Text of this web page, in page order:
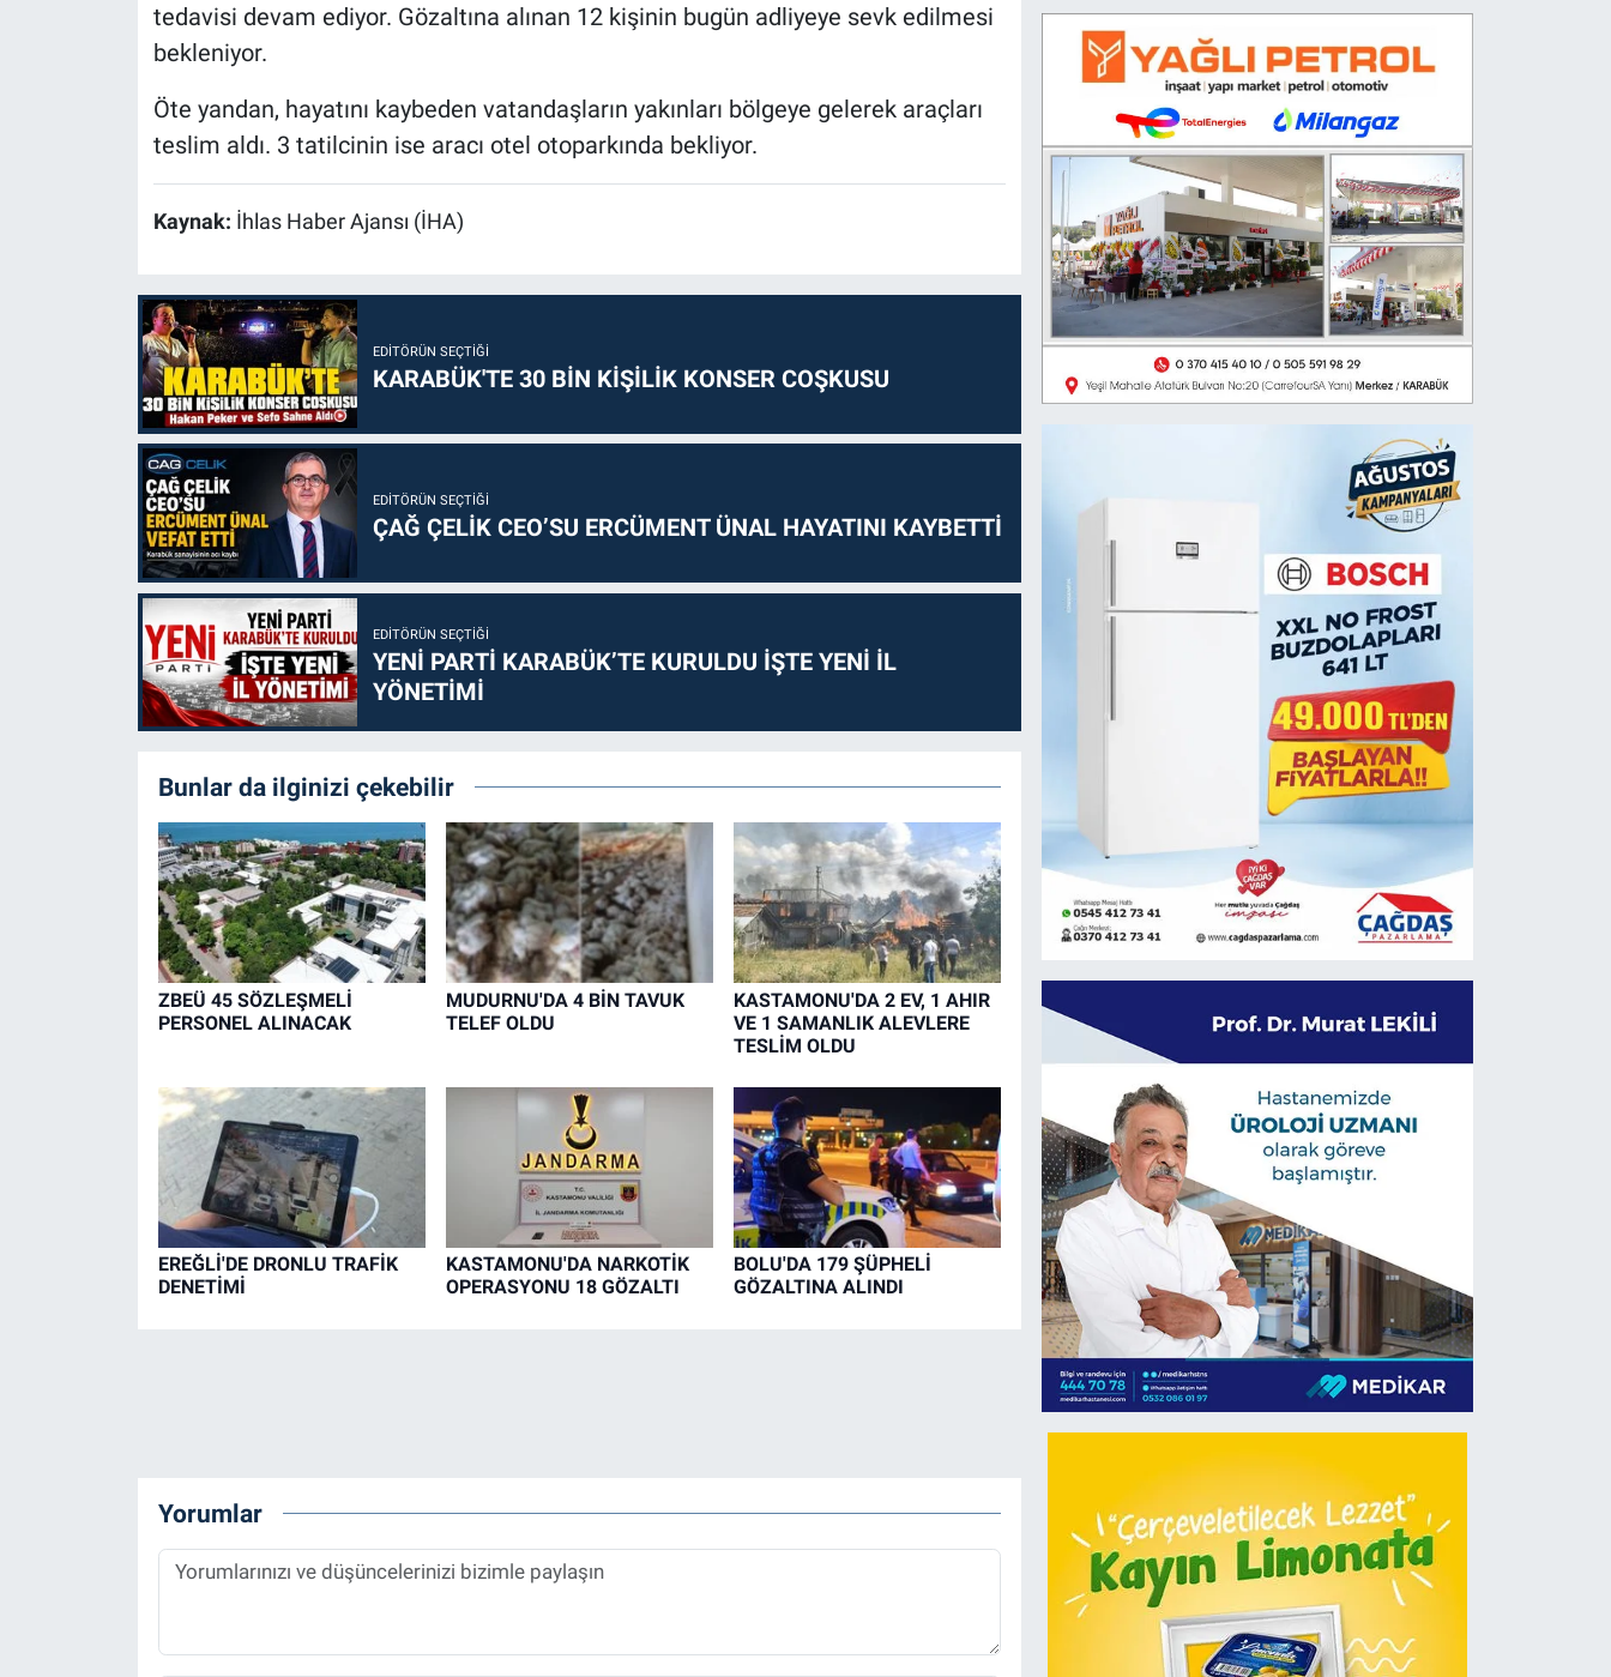
tedavisi devam ediyor. Gözaltına alınan 12 kişinin bugün adliyeye sevk edilmesi
bekleniyor.
Öte yandan, hayatını kaybeden vatandaşların yakınları bölgeye gelerek araçları
teslim aldı. 3 tatilcinin ise aracı otel otoparkında bekliyor.
Kaynak: İhlas Haber Ajansı (İHA)
EDITÖRÜN SEÇTIĞI
KARABÜK'TE 30 BİN KİŞİLİK KONSER COŞKUSU
EDITÖRÜN SEÇTIĞI
ÇAĞ ÇELİK CEO’SU ERCÜMENT ÜNAL HAYATINI KAYBETTİ
EDITÖRÜN SEÇTIĞI
YENİ PARTİ KARABÜK’TE KURULDU İŞTE YENİ İL
YÖNETİMİ
Bunlar da ilginizi çekebilir
ZBEÜ 45 SÖZLEŞMELİ
PERSONEL ALINACAK
MUDURNU'DA 4 BİN TAVUK
TELEF OLDU
KASTAMONU'DA 2 EV, 1 AHIR
VE 1 SAMANLIK ALEVLERE
TESLİM OLDU
EREĞLİ'DE DRONLU TRAFİK
DENETİMİ
KASTAMONU'DA NARKOTİK
OPERASYONU 18 GÖZALTI
BOLU'DA 179 ŞÜPHELİ
GÖZALTINA ALINDI
Yorumlar